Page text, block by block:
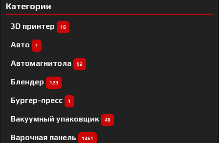
Категории
3D принтер 18
Авто 1
Автомагнитола 92
Блендер 123
Бургер-пресс 1
Вакуумный упаковщик 40
Варочная панель 1461